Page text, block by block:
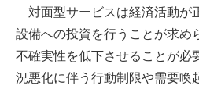
対面型サービスは経済活動が
設備への投資を行うことが求め
不確実性を低下させることが必
況悪化に伴う行動制限や需要喚